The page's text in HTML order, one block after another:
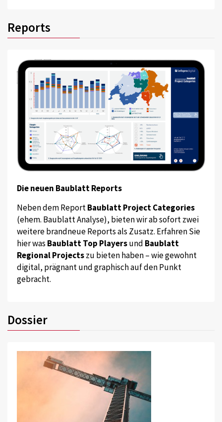
Reports
Die neuen Baublatt Reports
Neben dem ReportBaublatt Project Categories
(ehem. Baublatt Analyse), bieten wir ab sofort zwei
weitere brandneue Reports als Zusatz. Erfahren Sie
hier was Baublatt Top Playersund Baublatt
Regional Projectszu bieten haben – wie gewohnt
digital, prägnant und graphisch auf den Punkt
gebracht.
Dossier